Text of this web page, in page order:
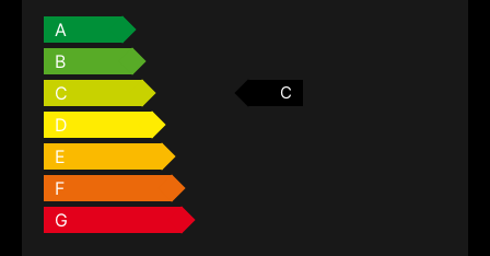
A
B
C
C
D
E
F
G